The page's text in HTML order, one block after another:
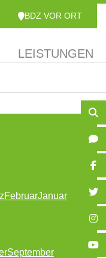
BDZ VOR ORT
LEISTUNGEN
FebruarJanuar
September